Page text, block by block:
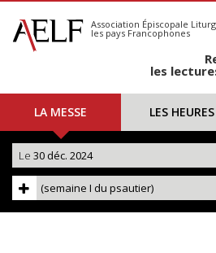
S'abonner
Calendrier
Association Épiscopale
les pays Francophones
les
LA MESSE LES HEURES
Le 30 déc. 2024
(semaine I du psautier)